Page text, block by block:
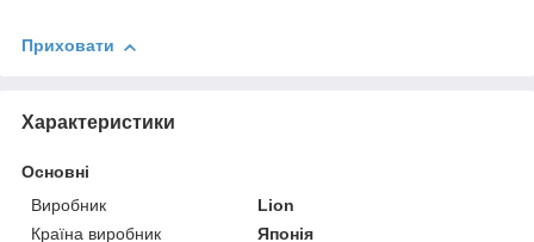
Приховати
Характеристики
Основні
Виробник
Lion
Країна виробник
Японія